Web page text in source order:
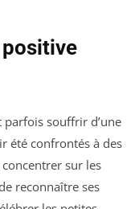
parfois souffrir d’une
été confrontés à des
sur les
reconnaître ses